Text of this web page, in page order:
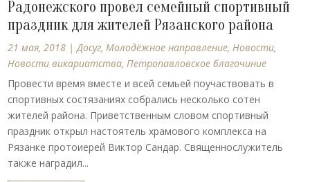
Радонежского провел семейный спортивный
праздник для жителей Рязанского района
21 мая, 2018 |Досуг,Молодёжное направление,Новости,
Новости викариатства,Петропавловское благочиние
Провести время вместе и всей семьей поучаствовать в
спортивных состязаниях собрались несколько сотен
жителей района. Приветственным словом спортивный
праздник открыл настоятель храмового комплекса на
Рязанке протоиерей Виктор Сандар. Священнослужитель
также наградил...